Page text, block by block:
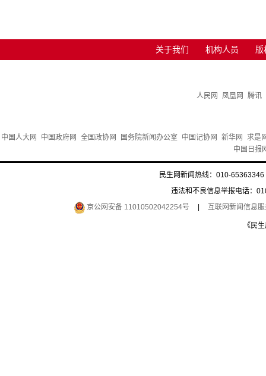
关于我们 机构人员 版
人民网 凤凰网 腾讯
中国人大网 中国政府网 全国政协网 国务院新闻办公室 中国记协网 新华网
求是
中国日报
民生网新闻热线：010-
违法和不良信息举报电话：
京公网安备 11010502042254号
互联网新闻信息
《民